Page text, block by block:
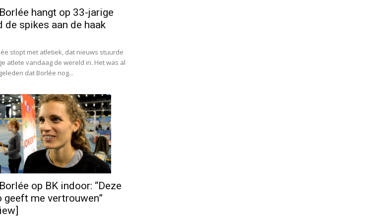
hangt op 33-jarige
de spikes aan de haak
stopt met atletiek, dat nieuws stuurde
atlete vandaag de wereld in. Het was al
dat Borlée nog...
op BK indoor: “Deze
geeft me vertrouwen”